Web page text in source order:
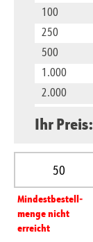
100
250
500
1.000
2.000
Ihr Preis:
Produkt
Mindest­­bestell­­
menge nicht
erreicht